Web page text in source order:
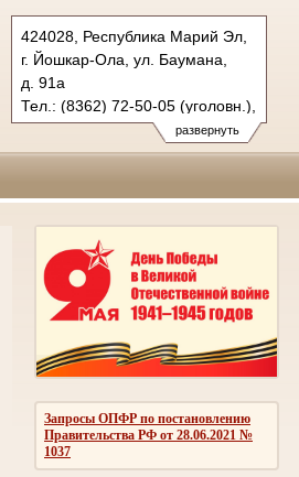
развернуть
424028, Республика Марий Эл,
г. Йошкар-Ола, ул. Баумана,
д. 91а
Тел.: (8362) 72-50-05 (уголовн.),
(8362) 42-31-00 (гражд.)
yoshkarolinsky.mari@sudrf.ru
Запросы ОПФР по постановлению
Правительства РФ от 28.06.2021 №
1037